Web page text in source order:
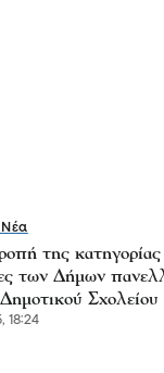
Νέα
της κατηγορίας
των Δήμων
Σχολείου
18:24